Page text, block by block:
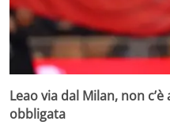
Leao via dal Milan, non
obbligata